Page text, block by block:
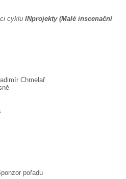
cykluINprojekty (Malé inscenační
Chmelař
pořadu